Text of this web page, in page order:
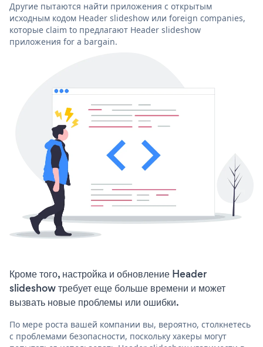
Другие пытаются найти приложения с открытым
исходным кодом Header slideshow или foreign companies,
которые claim to предлагают Header slideshow
приложения for a bargain.
Кроме того, настройка и обновление Header
slideshow требует еще больше времени и может
вызвать новые проблемы или ошибки.
По мере роста вашей компании вы, вероятно, столкнетесь
с проблемами безопасности, поскольку хакеры могут